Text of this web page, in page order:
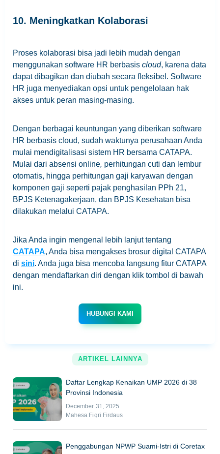
10. Meningkatkan Kolaborasi
Proses kolaborasi bisa jadi lebih mudah dengan
menggunakan software HR berbasis cloud, karena data
dapat dibagikan dan diubah secara fleksibel. Software
HR juga menyediakan opsi untuk pengelolaan hak
akses untuk peran masing-masing.
Dengan berbagai keuntungan yang diberikan software
HR berbasis cloud, sudah waktunya perusahaan Anda
mulai mendigitalisasi sistem HR bersama CATAPA.
Mulai dari absensi online, perhitungan cuti dan lembur
otomatis, hingga perhitungan gaji karyawan dengan
komponen gaji seperti pajak penghasilan PPh 21,
BPJS Ketenagakerjaan, dan BPJS Kesehatan bisa
dilakukan melalui CATAPA.
Jika Anda ingin mengenal lebih lanjut tentang
CATAPA, Anda bisa mengakses brosur digital CATAPA
di sini. Anda juga bisa mencoba langsung fitur CATAPA
dengan mendaftarkan diri dengan klik tombol di bawah
ini.
HUBUNGI KAMI
ARTIKEL LAINNYA
Daftar Lengkap Kenaikan UMP 2026 di 38
Provinsi Indonesia
December 31, 2025
Mahesa Fiqri Firdaus
Penggabungan NPWP Suami-Istri di Coretax